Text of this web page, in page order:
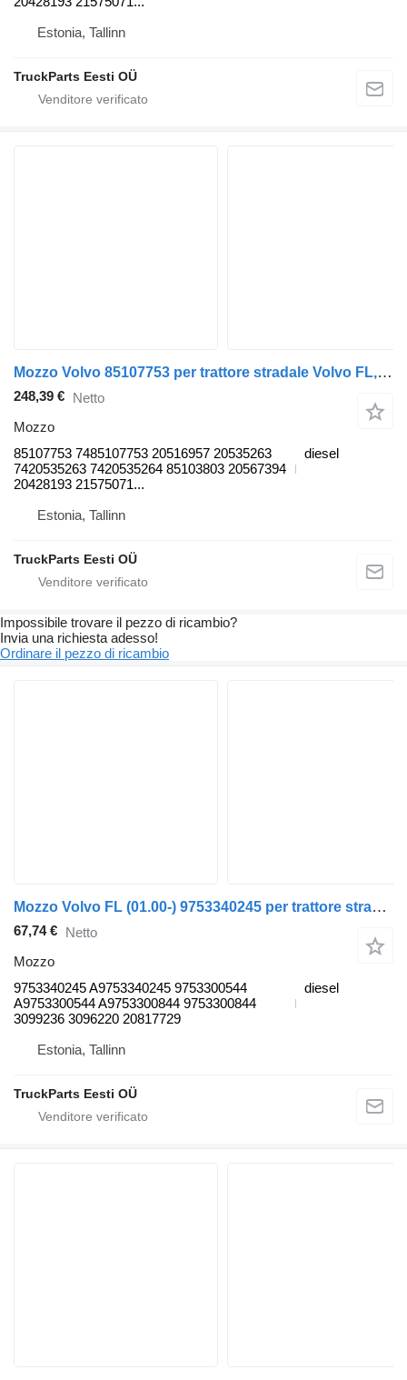
Estonia, Tallinn
TruckParts Eesti OÜ
Mozzo Volvo 85107753 per trattore stradale Volvo FL, FE (2005-2014)
248,39 € Netto
Mozzo
85107753 7485107753 20516957 20535263
7420535263 7420535264 85103803 20567394
20428193 21575071...
diesel
Estonia, Tallinn
TruckParts Eesti OÜ
Impossibile trovare il pezzo di ricambio?
Invia una richiesta adesso!
Ordinare il pezzo di ricambio
Mozzo Volvo FL (01.00-) 9753340245 per trattore stradale Volvo FL, FL6, FL7, FL10, FL12, FS718 (1985-2005)
67,74 € Netto
Mozzo
9753340245 A9753340245 9753300544
A9753300544 A9753300844 9753300844
3099236 3096220 20817729
diesel
Estonia, Tallinn
TruckParts Eesti OÜ